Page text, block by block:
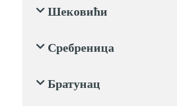
Шековићи
Сребреница
Братунац